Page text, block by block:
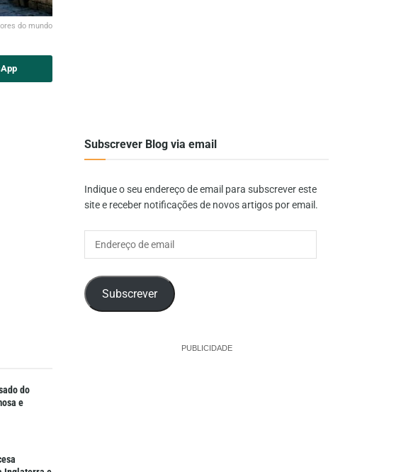
do mundo
do
e
Subscrever Blog via email
Indique o seu endereço de email para subscrever este
site e receber notificações de novos artigos por email.
Subscrever
PUBLICIDADE